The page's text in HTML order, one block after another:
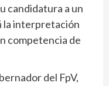
candidatura a un
la interpretación
competencia de
del FpV,